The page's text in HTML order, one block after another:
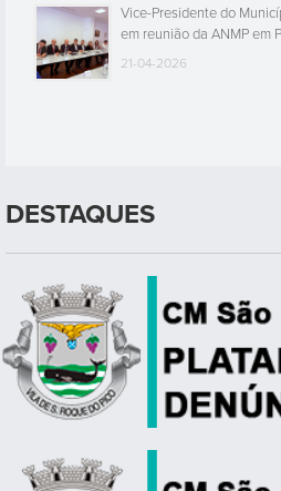
Vice-Presidente do
em reunião da ANMP em
21-04-2026
DESTAQUES